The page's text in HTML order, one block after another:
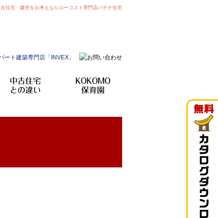
住宅・建売をお考えならローコスト専門店バナナ住宅
中古住宅
との違い
KOKOMO
保育園